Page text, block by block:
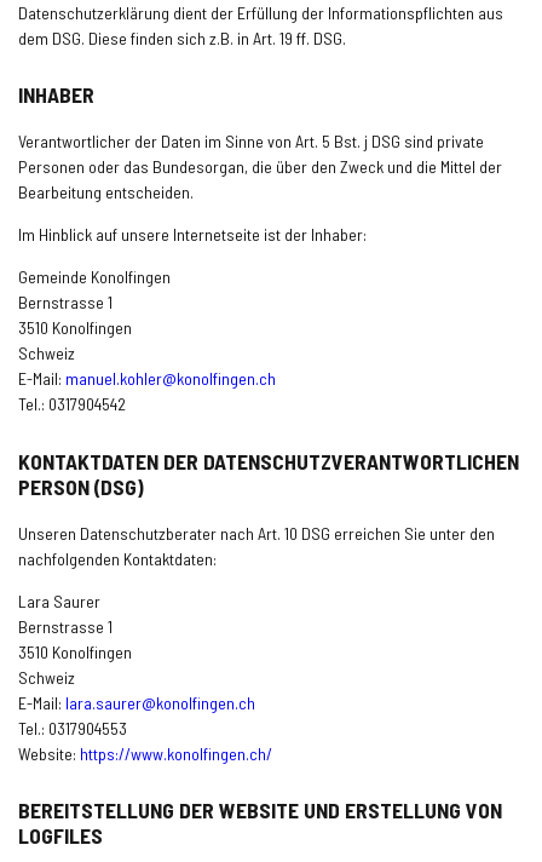
Datenschutzerklärung dient der Erfüllung der Informationspflichten aus
dem DSG. Diese finden sich z.B. in Art. 19 ff. DSG.
INHABER
Verantwortlicher der Daten im Sinne von Art. 5 Bst. j DSG sind private
Personen oder das Bundesorgan, die über den Zweck und die Mittel der
Bearbeitung entscheiden.
Im Hinblick auf unsere Internetseite ist der Inhaber:
Gemeinde Konolfingen
Bernstrasse 1
3510 Konolfingen
Schweiz
E-Mail: manuel.kohler@konolfingen.ch
Tel.: 0317904542
KONTAKTDATEN DER DATENSCHUTZVERANTWORTLICHEN
PERSON (DSG)
Unseren Datenschutzberater nach Art. 10 DSG erreichen Sie unter den
nachfolgenden Kontaktdaten:
Lara Saurer
Bernstrasse 1
3510 Konolfingen
Schweiz
E-Mail: lara.saurer@konolfingen.ch
Tel.: 0317904553
Website: https://www.konolfingen.ch/
BEREITSTELLUNG DER WEBSITE UND ERSTELLUNG VON
LOGFILES
Schnellzugriff
Onlineschalter
News
Veranstaltungen